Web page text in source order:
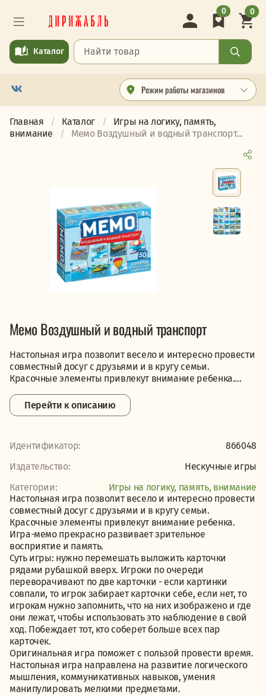
Режим работы магазинов
Каталог
0 0
Главная Каталог
Игры на логику, память,
внимание
Мемо Воздушный и водный транспорт...
Мемо Воздушный и водный транспорт
Настольная игра позволит весело и интересно провести
совместный досуг с друзьями и в кругу семьи.
Красочные элементы привлекут внимание ребенка....
Перейти к описанию
Идентификатор:
866048
Издательство:
Нескучные игры
Категории:
Игры на логику, память, внимание
Настольная игра позволит весело и интересно провести
совместный досуг с друзьями и в кругу семьи.
Красочные элементы привлекут внимание ребенка.
Игра-мемо прекрасно развивает зрительное
восприятие и память.
Суть игры: нужно перемешать выложить карточки
рядами рубашкой вверх. Игроки по очереди
переворачивают по две карточки - если картинки
совпали, то игрок забирает карточки себе, если нет, то
игрокам нужно запомнить, что на них изображено и где
они лежат, чтобы использовать это наблюдение в свой
ход. Побеждает тот, кто соберет больше всех пар
карточек.
Оригинальная игра поможет с пользой провести время.
Настольная игра направлена на развитие логического
мышления, коммуникативных навыков, умения
манипулировать мелкими предметами.